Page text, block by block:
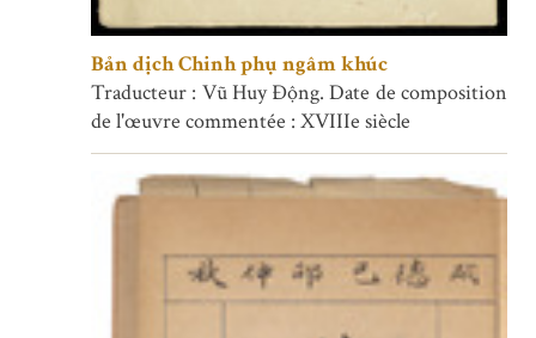
Bản dịch Chinh phụ ngâm khúc
Traducteur : Vũ Huy Động. Date de composition
de l'œuvre commentée : XVIIIe siècle